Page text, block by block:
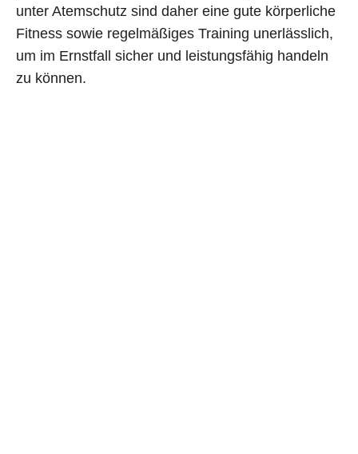
unter Atemschutz sind daher eine gute körperliche
Fitness sowie regelmäßiges Training unerlässlich,
um im Ernstfall sicher und leistungsfähig handeln
zu können.